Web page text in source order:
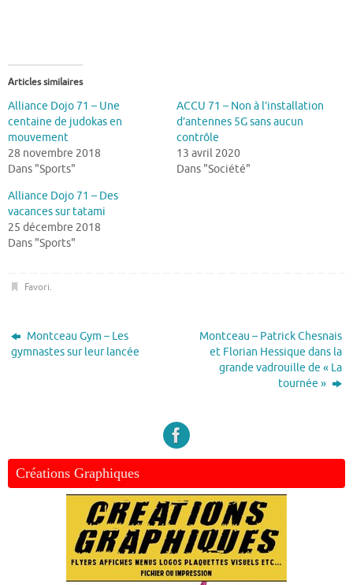
Articles similaires
Alliance Dojo 71 – Une
centaine de judokas en
mouvement
28 novembre 2018
Dans "Sports"
ACCU 71 – Non à l’installation
d’antennes 5G sans aucun
contrôle
13 avril 2020
Dans "Société"
Alliance Dojo 71 – Des
vacances sur tatami
25 décembre 2018
Dans "Sports"
Favori.
Montceau Gym – Les
gymnastes sur leur lancée
Montceau – Patrick Chesnais
et Florian Hessique dans la
grande vadrouille de « La
tournée »
Créations Graphiques